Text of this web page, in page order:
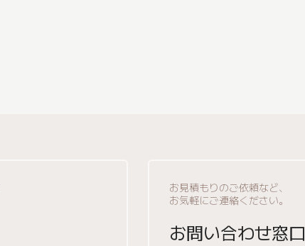
お見積もりのご依頼など、
お気軽にご連絡ください。
お問い合わせ窓口